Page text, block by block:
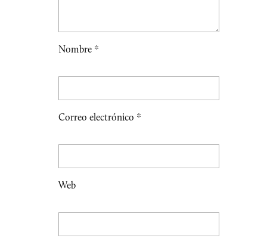
Nombre *
Correo electrónico *
Web